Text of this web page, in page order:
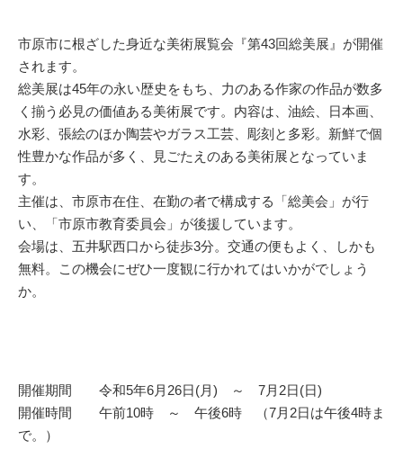
市原市に根ざした身近な美術展覧会『第43回総美展』が開催
されます。
総美展は45年の永い歴史をもち、力のある作家の作品が数多
く揃う必見の価値ある美術展です。内容は、油絵、日本画、
水彩、張絵のほか陶芸やガラス工芸、彫刻と多彩。新鮮で個
性豊かな作品が多く、見ごたえのある美術展となっていま
す。
主催は、市原市在住、在勤の者で構成する「総美会」が行
い、「市原市教育委員会」が後援しています。
会場は、五井駅西口から徒歩3分。交通の便もよく、しかも
無料。この機会にぜひ一度観に行かれてはいかがでしょう
か。
開催期間 令和5年6月26日(月) ～ 7月2日(日)
開催時間 午前10時 ～ 午後6時 （7月2日は午後4時ま
で。）